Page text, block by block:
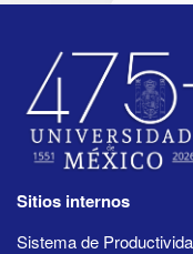
Sitios internos
Sistema de